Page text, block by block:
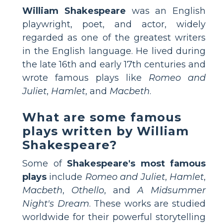
William Shakespeare was an English
playwright, poet, and actor, widely
regarded as one of the greatest writers
in the English language. He lived during
the late 16th and early 17th centuries and
wrote famous plays like Romeo and
Juliet, Hamlet, and Macbeth.
What are some famous
plays written by William
Shakespeare?
Some of Shakespeare's most famous
plays include Romeo and Juliet, Hamlet,
Macbeth, Othello, andA Midsummer
Night's Dream. These works are studied
worldwide for their powerful storytelling